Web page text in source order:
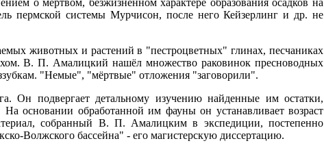
о мёртвом, безжизненном характере образования осадков на
пермской системы Мурчисон, после него Кейзерлинг и др. не
животных и растений в "пестроцветных" глинах, песчаниках
В. П. Амалицкий нашёл множество раковинок пресноводных
"Немые", "мёртвые" отложения "заговорили".
Он подвергает детальному изучению найденные им остатки,
основании обработанной им фауны он устанавливает возраст
собранный В. П. Амалицким в экспедиции, постепенно
Волжского бассейна" - его магистерскую диссертацию.